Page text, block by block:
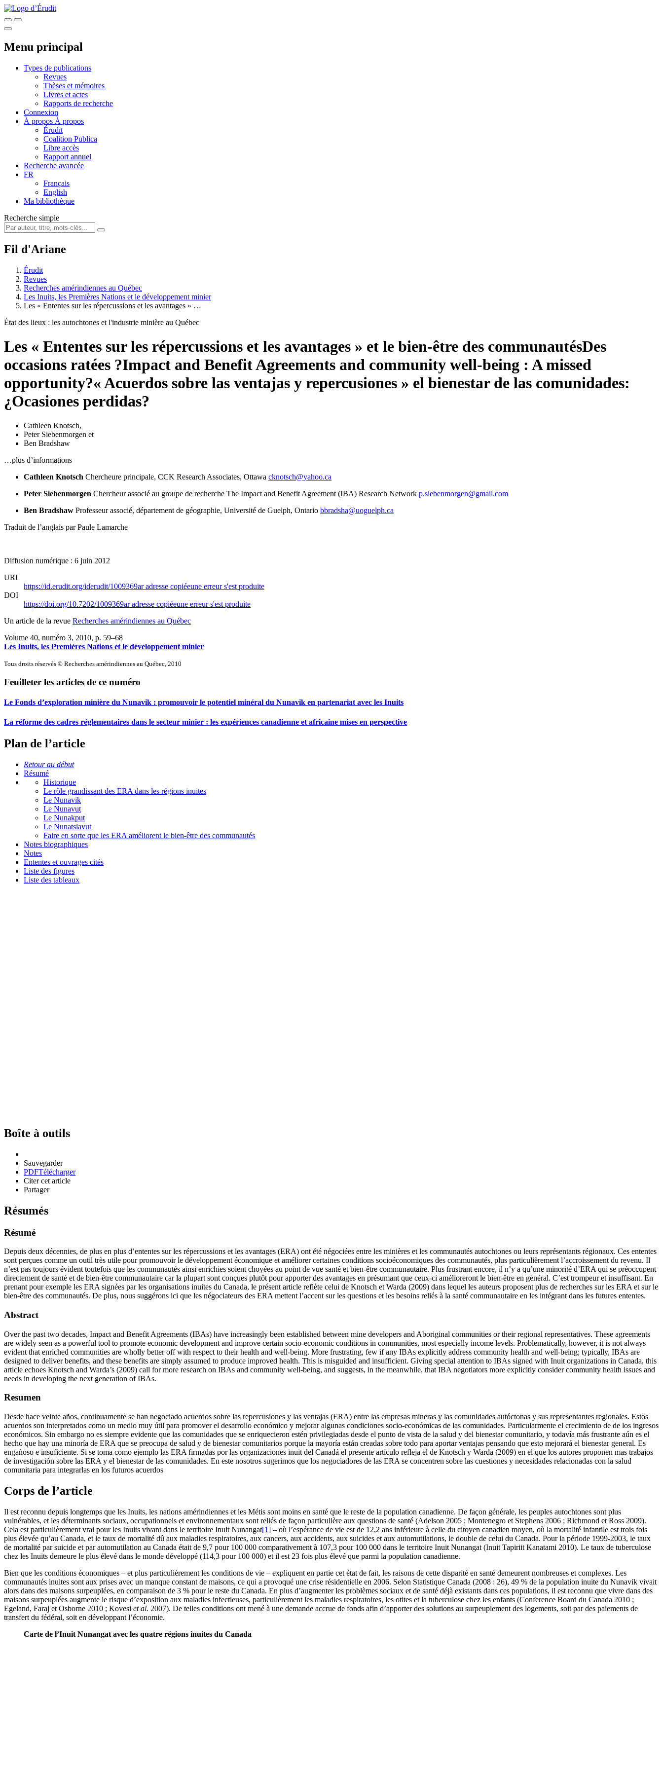
Menu principal
Types de publications
Revues
Thèses et mémoires
Livres et actes
Rapports de recherche
Connexion
À propos À propos
Érudit
Coalition Publica
Libre accès
Rapport annuel
Recherche avancée
FR
Français
English
Ma bibliothèque
Recherche simple
Fil d'Ariane
Érudit
Revues
Recherches amérindiennes au Québec
Les Inuits, les Premières Nations et le développement minier
Les « Ententes sur les répercussions et les avantages » …
État des lieux : les autochtones et l'industrie minière au Québec
Les « Ententes sur les répercussions et les avantages » et le bien-être des communautésDes
occasions ratées ?Impact and Benefit Agreements and community well-being : A missed
opportunity?« Acuerdos sobre las ventajas y repercusiones » el bienestar de las comunidades:
¿Ocasiones perdidas?
Cathleen Knotsch,
Peter Siebenmorgen et
Ben Bradshaw
…plus d’informations
Cathleen Knotsch Chercheure principale, CCK Research Associates, Ottawa cknotsch@yahoo.ca
Peter Siebenmorgen Chercheur associé au groupe de recherche The Impact and Benefit Agreement (IBA) Research Network p.siebenmorgen@gmail.com
Ben Bradshaw Professeur associé, département de géographie, Université de Guelph, Ontario bbradsha@uoguelph.ca
Traduit de l’anglais par Paule Lamarche
Diffusion numérique : 6 juin 2012
URI
https://id.erudit.org/iderudit/1009369aradresse copiéeune erreur s'est produite
DOI
https://doi.org/10.7202/1009369aradresse copiéeune erreur s'est produite
Un article de la revue Recherches amérindiennes au Québec
Volume 40, numéro 3, 2010, p. 59–68
Les Inuits, les Premières Nations et le développement minier
Tous droits réservés © Recherches amérindiennes au Québec, 2010
Feuilleter les articles de ce numéro
Le Fonds d’exploration minière du Nunavik : promouvoir le potentiel minéral du Nunavik en partenariat avec les Inuits
La réforme des cadres réglementaires dans le secteur minier : les expériences canadienne et africaine mises en perspective
Plan de l’article
Retour au début
Résumé
Historique
Le rôle grandissant des ERA dans les régions inuites
Le Nunavik
Le Nunavut
Le Nunakput
Le Nunatsiavut
Faire en sorte que les ERA améliorent le bien-être des communautés
Notes biographiques
Notes
Ententes et ouvrages cités
Liste des figures
Liste des tableaux
Boîte à outils
Sauvegarder
PDFTélécharger
Citer cet article
Partager
Résumés
Résumé
Depuis deux décennies, de plus en plus d’ententes sur les répercussions et les avantages (ERA) ont été négociées entre les minières et les communautés autochtones ou leurs représentants régionaux. Ces ententes
sont perçues comme un outil très utile pour promouvoir le développement économique et améliorer certaines conditions socioéconomiques des communautés, plus particulièrement l’accroissement du revenu. Il
n’est pas toujours évident toutefois que les communautés ainsi enrichies soient choyées au point de vue santé et bien-être communautaire. Plus frustrant encore, il n’y a qu’une minorité d’ERA qui se préoccupent
directement de santé et de bien-être communautaire car la plupart sont conçues plutôt pour apporter des avantages en présumant que ceux-ci amélioreront le bien-être en général. C’est trompeur et insuffisant. En
prenant pour exemple les ERA signées par les organisations inuites du Canada, le présent article reflète celui de Knotsch et Warda (2009) dans lequel les auteurs proposent plus de recherches sur les ERA et sur le
bien-être des communautés. De plus, nous suggérons ici que les négociateurs des ERA mettent l’accent sur les questions et les besoins reliés à la santé communautaire en les intégrant dans les futures ententes.
Abstract
Over the past two decades, Impact and Benefit Agreements (IBAs) have increasingly been established between mine developers and Aboriginal communities or their regional representatives. These agreements
are widely seen as a powerful tool to promote economic development and improve certain socio-economic conditions in communities, most especially income levels. Problematically, however, it is not always
evident that enriched communities are wholly better off with respect to their health and well-being. More frustrating, few if any IBAs explicitly address community health and well-being; typically, IBAs are
designed to deliver benefits, and these benefits are simply assumed to produce improved health. This is misguided and insufficient. Giving special attention to IBAs signed with Inuit organizations in Canada, this
article echoes Knotsch and Warda’s (2009) call for more research on IBAs and community well-being, and suggests, in the meanwhile, that IBA negotiators more explicitly consider community health issues and
needs in developing the next generation of IBAs.
Resumen
Desde hace veinte años, continuamente se han negociado acuerdos sobre las repercusiones y las ventajas (ERA) entre las empresas mineras y las comunidades autóctonas y sus representantes regionales. Estos
acuerdos son interpretados como un medio muy útil para promover el desarrollo económico y mejorar algunas condiciones socio-económicas de las comunidades. Particularmente el crecimiento de de los ingresos
económicos. Sin embargo no es siempre evidente que las comunidades que se enriquecieron estén privilegiadas desde el punto de vista de la salud y del bienestar comunitario, y todavía más frustrante aún es el
hecho que hay una minoría de ERA que se preocupa de salud y de bienestar comunitarios porque la mayoría están creadas sobre todo para aportar ventajas pensando que esto mejorará el bienestar general. Es
engañoso e insuficiente. Si se toma como ejemplo las ERA firmadas por las organizaciones inuit del Canadá el presente artículo refleja el de Knotsch y Warda (2009) en el que los autores proponen mas trabajos
de investigación sobre las ERA y el bienestar de las comunidades. En este nosotros sugerimos que los negociadores de las ERA se concentren sobre las cuestiones y necesidades relacionadas con la salud
comunitaria para integrarlas en los futuros acuerdos
Corps de l’article
Il est reconnu depuis longtemps que les Inuits, les nations amérindiennes et les Métis sont moins en santé que le reste de la population canadienne. De façon générale, les peuples autochtones sont plus
vulnérables, et les déterminants sociaux, occupationnels et environnementaux sont reliés de façon particulière aux questions de santé (Adelson 2005 ; Montenegro et Stephens 2006 ; Richmond et Ross 2009).
Cela est particulièrement vrai pour les Inuits vivant dans le territoire Inuit Nunangat[1] – où l’espérance de vie est de 12,2 ans inférieure à celle du citoyen canadien moyen, où la mortalité infantile est trois fois
plus élevée qu’au Canada, et le taux de mortalité dû aux maladies respiratoires, aux cancers, aux accidents, aux suicides et aux automutilations, le double de celui du Canada. Pour la période 1999-2003, le taux
de mortalité par suicide et par automutilation au Canada était de 9,7 pour 100 000 comparativement à 107,3 pour 100 000 dans le territoire Inuit Nunangat (Inuit Tapiriit Kanatami 2010). Le taux de tuberculose
chez les Inuits demeure le plus élevé dans le monde développé (114,3 pour 100 000) et il est 23 fois plus élevé que parmi la population canadienne.
Bien que les conditions économiques – et plus particulièrement les conditions de vie – expliquent en partie cet état de fait, les raisons de cette disparité en santé demeurent nombreuses et complexes. Les
communautés inuites sont aux prises avec un manque constant de maisons, ce qui a provoqué une crise résidentielle en 2006. Selon Statistique Canada (2008 : 26), 49 % de la population inuite du Nunavik vivait
alors dans des maisons surpeuplées, en comparaison de 3 % pour le reste du Canada. En plus d’augmenter les problèmes sociaux et de santé déjà existants dans ces populations, il est reconnu que vivre dans des
maisons surpeuplées augmente le risque d’exposition aux maladies infectieuses, particulièrement les maladies respiratoires, les otites et la tuberculose chez les enfants (Conference Board du Canada 2010 ;
Egeland, Faraj et Osborne 2010 ; Kovesi et al. 2007). De telles conditions ont mené à une demande accrue de fonds afin d’apporter des solutions au surpeuplement des logements, soit par des paiements de
transfert du fédéral, soit en développant l’économie.
Carte de l’Inuit Nunangat avec les quatre régions inuites du Canada